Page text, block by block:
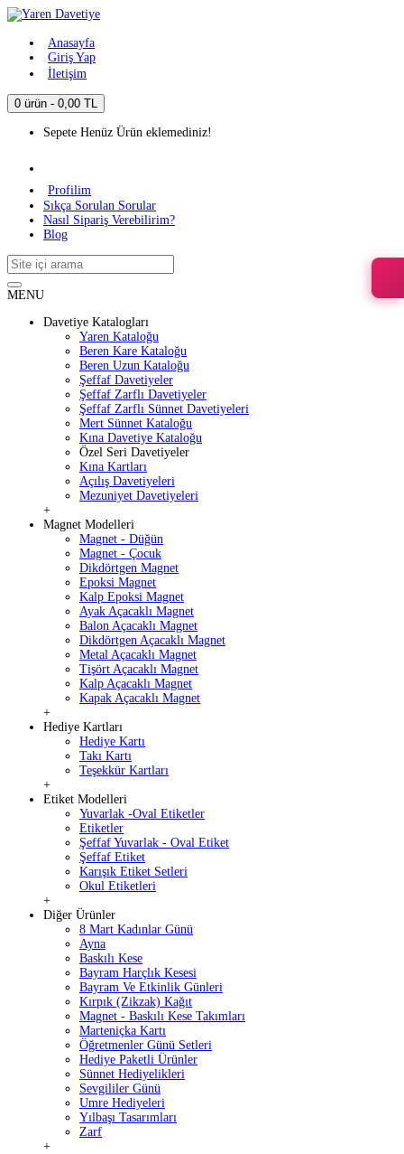
Anasayfa
Giriş Yap
İletişim
0 ürün - 0,00 TL
Sepete Henüz Ürün eklemediniz!
Profilim
Sıkça Sorulan Sorular
Nasıl Sipariş Verebilirim?
Blog
MENU
Davetiye Katalogları
Yaren Kataloğu
Beren Kare Kataloğu
Beren Uzun Kataloğu
Şeffaf Davetiyeler
Şeffaf Zarflı Davetiyeler
Şeffaf Zarflı Sünnet Davetiyeleri
Mert Sünnet Kataloğu
Kına Davetiye Kataloğu
Özel Seri Davetiyeler
Kına Kartları
Açılış Davetiyeleri
Mezuniyet Davetiyeleri
+
Magnet Modelleri
Magnet - Düğün
Magnet - Çocuk
Dikdörtgen Magnet
Epoksi Magnet
Kalp Epoksi Magnet
Ayak Açacaklı Magnet
Balon Açacaklı Magnet
Dikdörtgen Açacaklı Magnet
Metal Açacaklı Magnet
Tişört Açacaklı Magnet
Kalp Açacaklı Magnet
Kapak Açacaklı Magnet
+
Hediye Kartları
Hediye Kartı
Takı Kartı
Teşekkür Kartları
+
Etiket Modelleri
Yuvarlak -Oval Etiketler
Etiketler
Şeffaf Yuvarlak - Oval Etiket
Şeffaf Etiket
Karışık Etiket Setleri
Okul Etiketleri
+
Diğer Ürünler
8 Mart Kadınlar Günü
Ayna
Baskılı Kese
Bayram Harçlık Kesesi
Bayram Ve Etkinlik Günleri
Kırpık (Zikzak) Kağıt
Magnet - Baskılı Kese Takımları
Marteniçka Kartı
Öğretmenler Günü Setleri
Hediye Paketli Ürünler
Sünnet Hediyelikleri
Sevgililer Günü
Umre Hediyeleri
Yılbaşı Tasarımları
Zarf
+